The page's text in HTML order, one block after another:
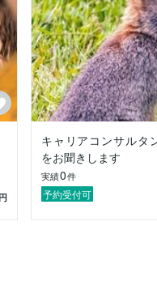
キャリアコンサルタ
をお聞きします
実績0件
予約受付可